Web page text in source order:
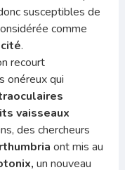
susceptibles de
comme
.
recourt
onéreux qui
vaisseaux
des chercheurs
ont mis au
un nouveau